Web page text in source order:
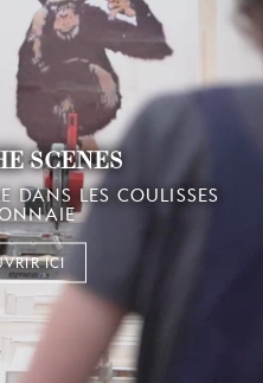
SCENES
DANS LES COULISSES
ICI